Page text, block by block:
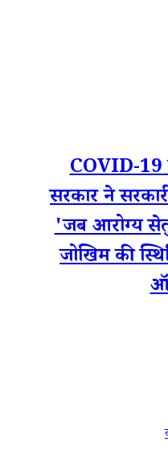
COVID-19
सरकार ने
'जब आरोग्य
जोखिम की